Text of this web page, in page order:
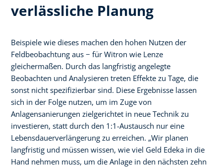
verlässliche Planung
Beispiele wie dieses machen den hohen Nutzen der
Feldbeobachtung aus − für Witron wie Lenze
gleichermaßen. Durch das langfristig angelegte
Beobachten und Analysieren treten Effekte zu Tage, die
sonst nicht spezifizierbar sind. Diese Ergebnisse lassen
sich in der Folge nutzen, um im Zuge von
Anlagensanierungen zielgerichtet in neue Technik zu
investieren, statt durch den 1:1-Austausch nur eine
Lebensdauerverlängerung zu erreichen. „Wir planen
langfristig und müssen wissen, wie viel Geld Edeka in die
Hand nehmen muss, um die Anlage in den nächsten zehn